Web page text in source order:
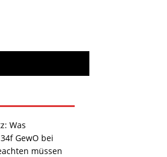
Was
GewO bei
müssen